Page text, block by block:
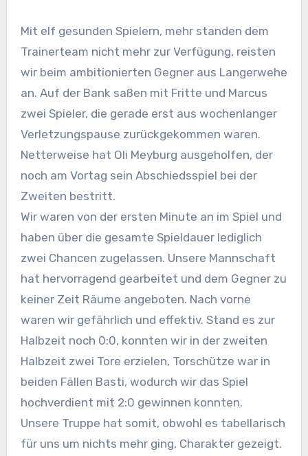
Mit elf gesunden Spielern, mehr standen dem
Trainerteam nicht mehr zur Verfügung, reisten
wir beim ambitionierten Gegner aus Langerwehe
an. Auf der Bank saßen mit Fritte und Marcus
zwei Spieler, die gerade erst aus wochenlanger
Verletzungspause zurückgekommen waren.
Netterweise hat Oli Meyburg ausgeholfen, der
noch am Vortag sein Abschiedsspiel bei der
Zweiten bestritt.
Wir waren von der ersten Minute an im Spiel und
haben über die gesamte Spieldauer lediglich
zwei Chancen zugelassen. Unsere Mannschaft
hat hervorragend gearbeitet und dem Gegner zu
keiner Zeit Räume angeboten. Nach vorne
waren wir gefährlich und effektiv. Stand es zur
Halbzeit noch 0:0, konnten wir in der zweiten
Halbzeit zwei Tore erzielen, Torschütze war in
beiden Fällen Basti, wodurch wir das Spiel
hochverdient mit 2:0 gewinnen konnten.
Unsere Truppe hat somit, obwohl es tabellarisch
für uns um nichts mehr ging, Charakter gezeigt.